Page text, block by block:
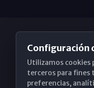
Configuración
Utilizamos cookies
terceros para fines
preferencias,